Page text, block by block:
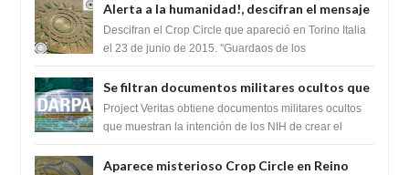
Alerta a la humanidad!, descifran el mensaje
del Crop Circle de Torino ,Italia
Descifran el Crop Circle que apareció en Torino Italia
el 23 de junio de 2015. "Guardaos de los
Se filtran documentos militares ocultos que
muestran la intención de los NIH de crear el
SARS-CoV-2, utilizando la investigación de
Project Veritas obtiene documentos militares ocultos
que muestran la intención de los NIH de crear el
Aparece misterioso Crop Circle en Reino